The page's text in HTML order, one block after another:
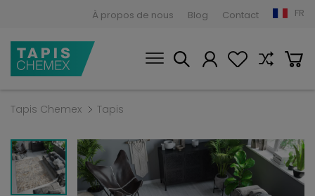
À propos de nous Blog Contact FR
Tapis Chemex Tapis